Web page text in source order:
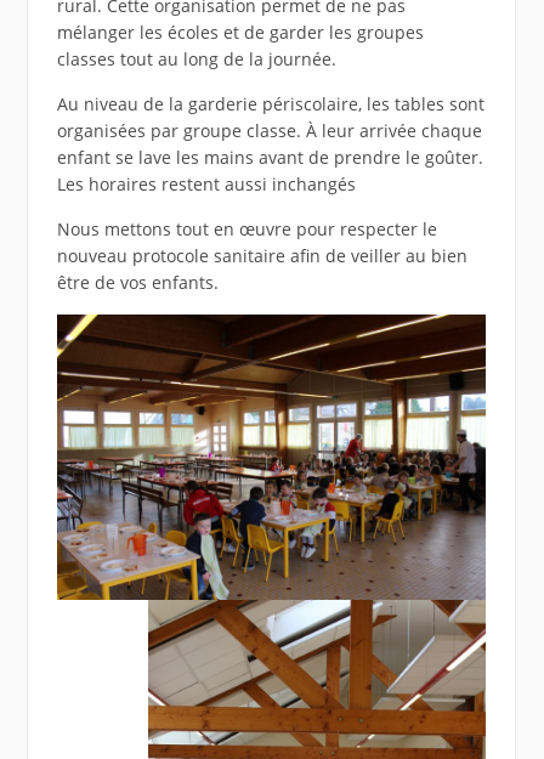
rural. Cette organisation permet de ne pas
mélanger les écoles et de garder les groupes
classes tout au long de la journée.
Au niveau de la garderie périscolaire, les tables sont
organisées par groupe classe. À leur arrivée chaque
enfant se lave les mains avant de prendre le goûter.
Les horaires restent aussi inchangés
Nous mettons tout en œuvre pour respecter le
nouveau protocole sanitaire afin de veiller au bien
être de vos enfants.